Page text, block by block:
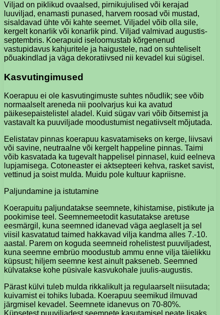
Viljad on piklikud ovaalsed, pirnikujulised või kerajad
luuviljad, enamasti punased, harvem roosad või mustad,
sisaldavad ühte või kahte seemet. Viljadel võib olla sile,
kergelt konarlik või konarlik pind. Viljad valmivad augustis-
septembris. Koerapuid iseloomustab kõrgenenud
vastupidavus kahjuritele ja haigustele, nad on suhteliselt
põuakindlad ja väga dekoratiivsed nii kevadel kui sügisel.
Kasvutingimused
Koerapuu ei ole kasvutingimuste suhtes nõudlik; see võib
normaalselt areneda nii poolvarjus kui ka avatud
päikesepaistelistel aladel. Kuid sügav vari võib õitsemist ja
vastavalt ka puuviljade moodustumist negatiivselt mõjutada.
Eelistatav pinnas koerapuu kasvatamiseks on kerge, liivsavi
või savine, neutraalne või kergelt happeline pinnas. Taimi
võib kasvatada ka tugevalt happelisel pinnasel, kuid eelneva
lupjamisega. Cotoneaster ei aktsepteeri kehva, rasket savist,
vettinud ja soist mulda. Muidu pole kultuur kapriisne.
Paljundamine ja istutamine
Koerapuitu paljundatakse seemnete, kihistamise, pistikute ja
pookimise teel. Seemnemeetodit kasutatakse aretuse
eesmärgil, kuna seemned idanevad väga aeglaselt ja sel
viisil kasvatatud taimed hakkavad vilja kandma alles 7.-10.
aastal. Parem on koguda seemneid rohelistest puuviljadest,
kuna seemne embrüo moodustub ammu enne vilja täielikku
küpsust; hiljem seemne kest ainult pakseneb. Seemned
külvatakse kohe püsivale kasvukohale juulis-augustis.
Pärast külvi tuleb mulda rikkalikult ja regulaarselt niisutada;
kuivamist ei tohiks lubada. Koerapuu seemikud ilmuvad
järgmisel kevadel. Seemnete idanevus on 70-80%.